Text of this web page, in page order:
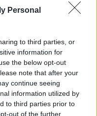
Personal
to third parties, or
information for
the below opt-out
note that after your
continue seeing
information utilized by
to third parties prior to
out of the further